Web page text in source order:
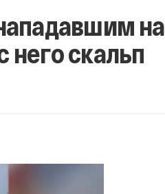
на
скальп